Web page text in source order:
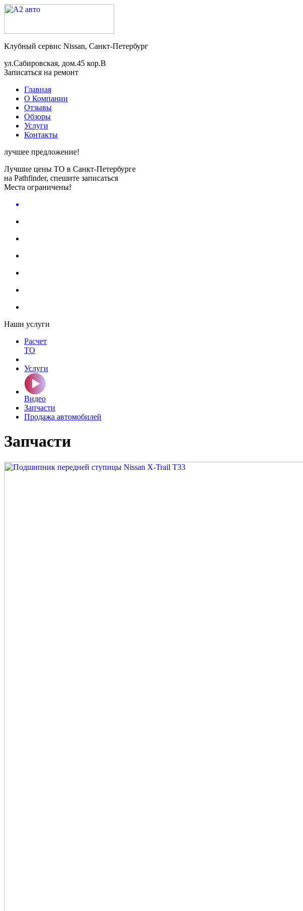
Клубный сервис Nissan, Санкт-Петербург
ул.Сабировская, дом.45 кор.В
Записаться на ремонт
Главная
О Компании
Отзывы
Обзоры
Услуги
Контакты
лучшее предложение!
Лучшие цены ТО в Санкт-Петербурге
на Pathfinder, спешите записаться
Места ограничены!
Наши услуги
Расчет
ТО
Услуги
Видео
Запчасти
Продажа автомобилей
Запчасти